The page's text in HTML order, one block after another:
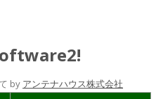
by アンテナハウス株式会社